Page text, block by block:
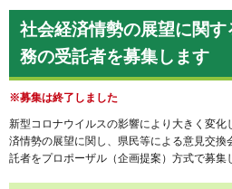
社会経済情勢の展望に関
務の受託者を募集します
※募集は終了しました
新型コロナウイルスの影響により大きく変
済情勢の展望に関し、県民等による意見交換
託者をプロポーザル（企画提案）方式で募集